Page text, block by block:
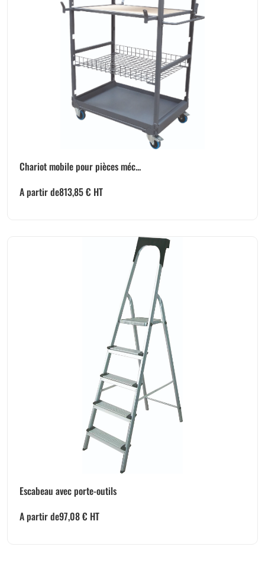
Chariot mobile pour pièces méc...
A partir de813,85€ HT
Escabeau avec porte-outils
A partir de97,08€ HT